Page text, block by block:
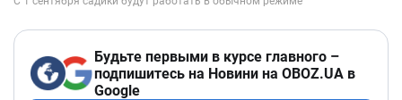
Будьте первыми в курсе главного –
подпишитесь на Новини на OBOZ.UA в
Google